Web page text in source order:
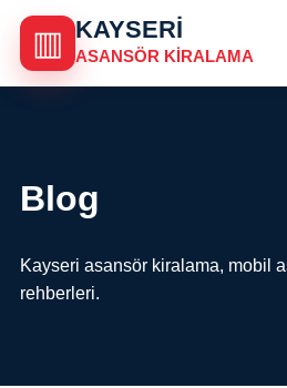
▥ KAYSERI
ASANSÖR KIRALAMA
Blog
Kayseri asansör kiralama, mobil
rehberleri.